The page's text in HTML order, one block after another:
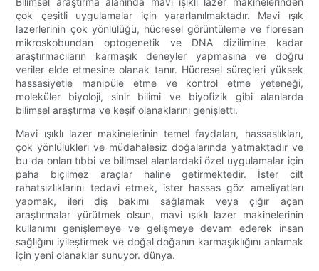
çok çeşitli uygulamalar için yararlanılmaktadır. Mavi ışık
lazerlerinin çok yönlülüğü, hücresel görüntüleme ve floresan
mikroskobundan optogenetik ve DNA dizilimine kadar
araştırmacıların karmaşık deneyler yapmasına ve doğru
veriler elde etmesine olanak tanır. Hücresel süreçleri yüksek
hassasiyetle manipüle etme ve kontrol etme yeteneği,
moleküler biyoloji, sinir bilimi ve biyofizik gibi alanlarda
bilimsel araştırma ve keşif olanaklarını genişletti.
Mavi ışıklı lazer makinelerinin temel faydaları, hassaslıkları,
çok yönlülükleri ve müdahalesiz doğalarında yatmaktadır ve
bu da onları tıbbi ve bilimsel alanlardaki özel uygulamalar için
paha biçilmez araçlar haline getirmektedir. İster cilt
rahatsızlıklarını tedavi etmek, ister hassas göz ameliyatları
yapmak, ileri diş bakımı sağlamak veya çığır açan
araştırmalar yürütmek olsun, mavi ışıklı lazer makinelerinin
kullanımı genişlemeye ve gelişmeye devam ederek insan
sağlığını iyileştirmek ve doğal doğanın karmaşıklığını anlamak
için yeni olanaklar sunuyor. dünya.